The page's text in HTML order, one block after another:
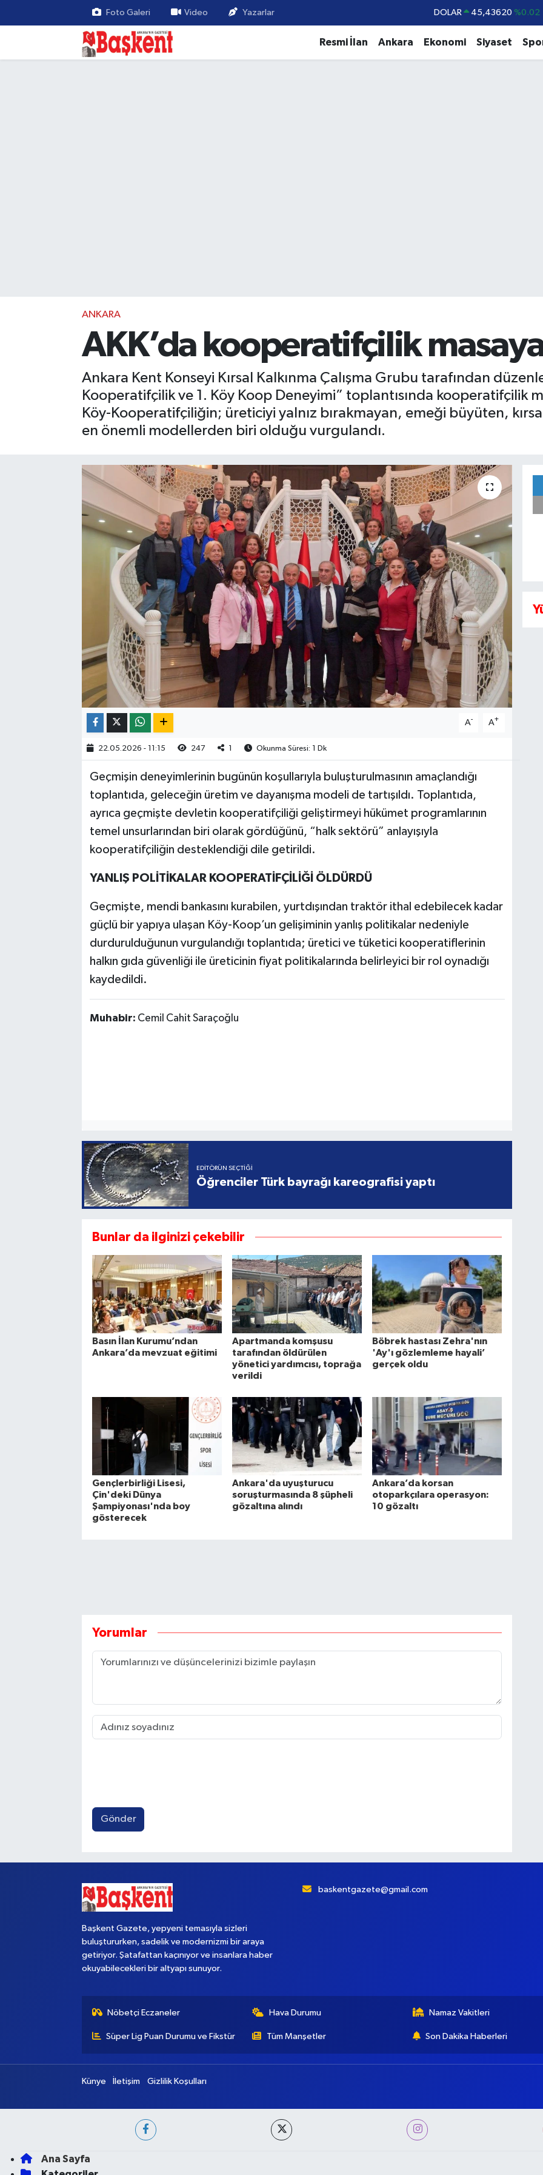
Foto Galeri Video Yazarlar DOLAR 45,43620 %0.02
Resmi İlan Ankara Ekonomi Siyaset
ANKARA
AKK’da kooperatifçilik masaya
Ankara Kent Konseyi Kırsal Kalkınma Çalışma Grubu tarafından
Kooperatifçilik ve 1. Köy Koop Deneyimi” toplantısında kooperatifçilik
Köy-Kooperatifçiliğin; üreticiyi yalnız bırakmayan, emeği büyüten,
en önemli modellerden biri olduğu vurgulandı.
A- A+
22.05.2026 - 11:15 247 Okunma Süresi: 1 Dk
Geçmişin deneyimlerinin bugünün koşullarıyla buluşturulmasının amaçlandığı
toplantıda, geleceğin üretim ve dayanışma modeli de tartışıldı. Toplantıda,
ayrıca geçmişte devletin kooperatifçiliği geliştirmeyi hükümet programlarının
temel unsurlarından biri olarak gördüğünü, “halk sektörü” anlayışıyla
kooperatifçiliğin desteklendiği dile getirildi.
YANLIŞ POLİTİKALAR KOOPERATİFÇİLİĞİ ÖLDÜRDÜ
Geçmişte, mendi bankasını kurabilen, yurtdışından traktör ithal edebilecek kadar
güçlü bir yapıya ulaşan Köy-Koop’un gelişiminin yanlış politikalar nedeniyle
durdurulduğunun vurgulandığı toplantıda; üretici ve tüketici kooperatiflerinin
halkın gıda güvenliği ile üreticinin fiyat politikalarında belirleyici bir rol oynadığı
kaydedildi.
Muhabir: Cemil Cahit Saraçoğlu
EDITÖRÜN SEÇTIĞI
Öğrenciler Türk bayrağı kareografisi yaptı
Bunlar da ilginizi çekebilir
Basın İlan Kurumu’ndan
Ankara’da mevzuat eğitimi
Apartmanda komşusu
tarafından öldürülen
yönetici yardımcısı, toprağa
verildi
Böbrek hastası Zehra'nın
'Ay'ı gözlemleme hayali’
gerçek oldu
Gençlerbirliği Lisesi,
Çin'deki Dünya
Şampiyonası'nda boy
gösterecek
Ankara'da uyuşturucu
soruşturmasında 8 şüpheli
gözaltına alındı
Ankara’da korsan
otoparkçılara operasyon:
10 gözaltı
Yorumlar
Gönder
Başkent Gazete, yepyeni temasıyla sizleri
buluştururken, sadelik ve modernizmi bir araya
getiriyor. Şatafattan kaçınıyor ve insanlara haber
okuyabilecekleri bir altyapı sunuyor.
baskentgazete@gmail.com
Nöbetçi Eczaneler Hava Durumu Namaz Vakitleri
Süper Lig Puan Durumu ve Fikstür Tüm Manşetler Son Dakika Haberleri
Künye İletişim Gizlilik Koşulları
Ana Sayfa